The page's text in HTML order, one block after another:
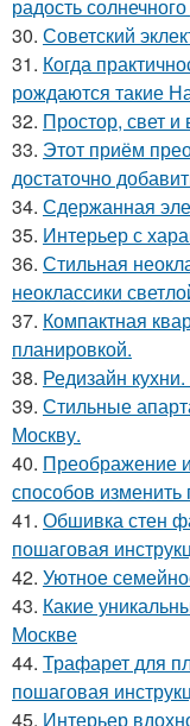
радость
30. Советский
31. Когда
рождаются такие
32. Простор, свет
33. Этот приём
достаточно
34. Сдержанная
35. Интерьер с
36. Стильная
неоклассики
37. Компактная
планировкой.
38. Редизайн
39. Стильные
Москву.
40. Преображение
способов изменить
41. Обшивка стен
пошаговая
42. Уютное
43. Какие
Москве
44. Трафарет для
пошаговая
45. Интерьер